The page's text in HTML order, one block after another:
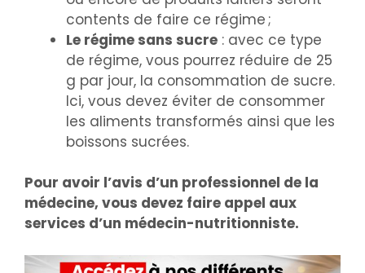
contents de faire ce régime ;
Le régime sans sucre : avec ce type
de régime, vous pourrez réduire de 25
g par jour, la consommation de sucre.
Ici, vous devez éviter de consommer
les aliments transformés ainsi que les
boissons sucrées.
Pour avoir l’avis d’un professionnel de la
médecine, vous devez faire appel aux
services d’un médecin-nutritionniste.